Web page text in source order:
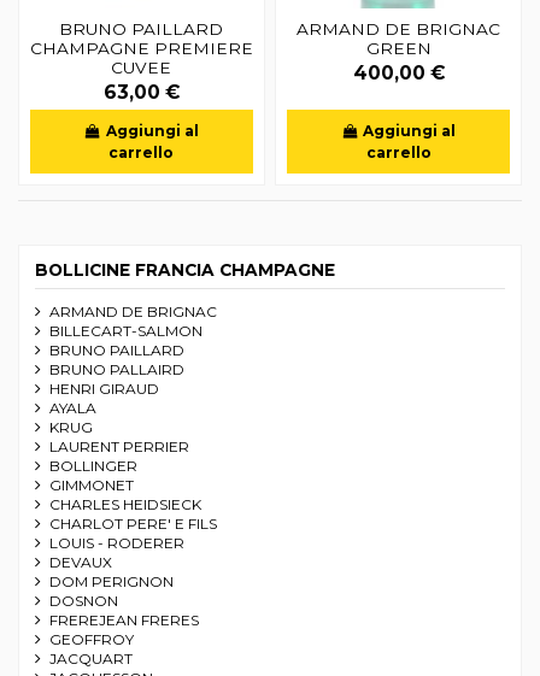
BRUNO PAILLARD
CHAMPAGNE PREMIERE
CUVEE
63,00 €
Aggiungi al
carrello
ARMAND DE BRIGNAC
GREEN
400,00 €
Aggiungi al
carrello
BOLLICINE FRANCIA CHAMPAGNE
ARMAND DE BRIGNAC
BILLECART-SALMON
BRUNO PAILLARD
BRUNO PALLAIRD
HENRI GIRAUD
AYALA
KRUG
LAURENT PERRIER
BOLLINGER
GIMMONET
CHARLES HEIDSIECK
CHARLOT PERE' E FILS
LOUIS - RODERER
DEVAUX
DOM PERIGNON
DOSNON
FREREJEAN FRERES
GEOFFROY
JACQUART